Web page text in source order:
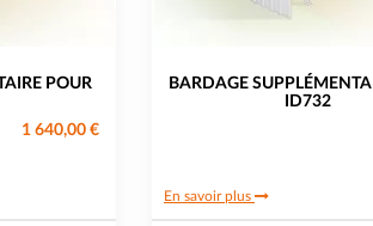
POUR
1 640,00 €
BARDAGE
ID732
En savoir plus